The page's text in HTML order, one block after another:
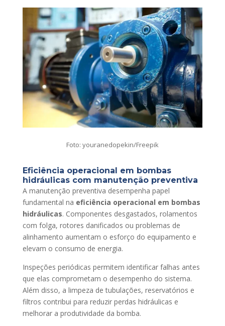
Foto: youranedopekin/Freepik
Eficiência operacional em bombas
hidráulicas com manutenção preventiva
A manutenção preventiva desempenha papel
fundamental na eficiência operacional em bombas
hidráulicas. Componentes desgastados, rolamentos
com folga, rotores danificados ou problemas de
alinhamento aumentam o esforço do equipamento e
elevam o consumo de energia.
Inspeções periódicas permitem identificar falhas antes
que elas comprometam o desempenho do sistema.
Além disso, a limpeza de tubulações, reservatórios e
filtros contribui para reduzir perdas hidráulicas e
melhorar a produtividade da bomba.